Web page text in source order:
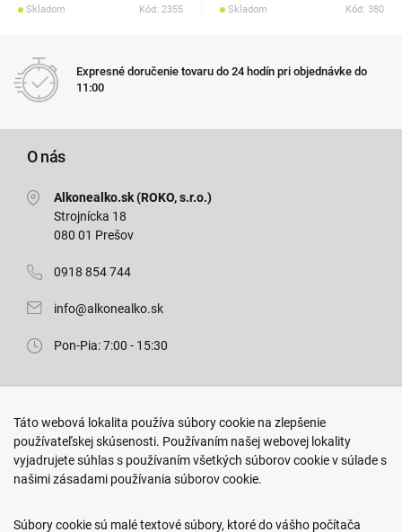
Skladom Kód: 2355 Skladom Kód: 380
Expresné doručenie tovaru do 24 hodín pri objednávke do
11:00
O nás
Alkonealko.sk (ROKO, s.r.o.)
Strojnícka 18
080 01 Prešov
0918 854 744
info@alkonealko.sk
Pon-Pia: 7:00 - 15:30
Arm. gen. Svobodu 23/A
080 01 Prešov
0917 466 578
sekcovpredajna@doroka.sk
Táto webová lokalita používa súbory cookie na zlepšenie
používateľskej skúsenosti. Používaním našej webovej lokality
vyjadrujete súhlas s používaním všetkých súborov cookie v súlade s
našimi zásadami používania súborov cookie.
Súbory cookie sú malé textové súbory, ktoré do vášho počítača